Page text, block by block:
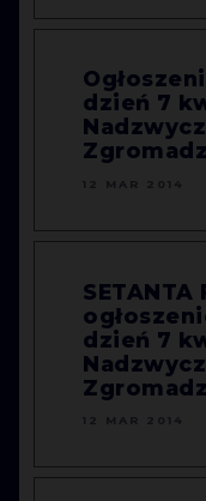
dzień 7
SETANTA
dzień 7